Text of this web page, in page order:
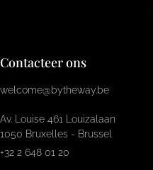
Contacteer ons
welcome@bytheway.be
Av. Louise 461 Louizalaan
1050 Bruxelles - Brussel
+32 2 648 01 20